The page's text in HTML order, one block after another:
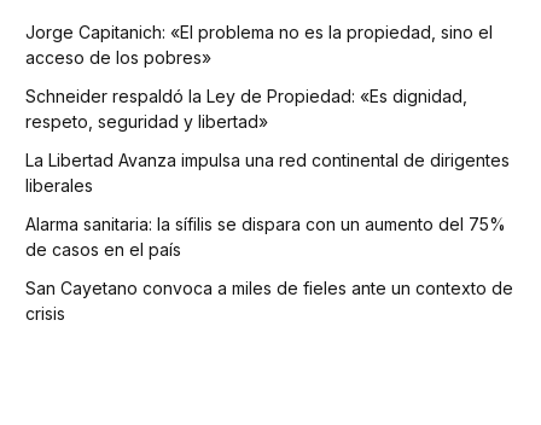
Jorge Capitanich: «El problema no es la propiedad, sino el
acceso de los pobres»
Schneider respaldó la Ley de Propiedad: «Es dignidad,
respeto, seguridad y libertad»
La Libertad Avanza impulsa una red continental de dirigentes
liberales
Alarma sanitaria: la sífilis se dispara con un aumento del 75%
de casos en el país
San Cayetano convoca a miles de fieles ante un contexto de
crisis